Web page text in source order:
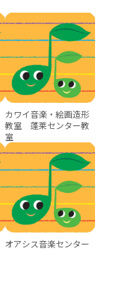
カワイ音楽・絵画造形
教室 蓬莱センター教
室
オアシス音楽センター